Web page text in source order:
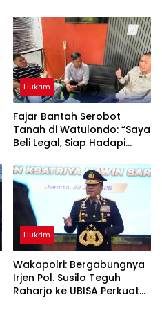
Diamankan
Hukrim
‎Fajar Bantah Serobot
Tanah di Watulondo: “Saya
Beli Legal, Siap Hadapi
Hukrim
Wakapolri: Bergabungnya
Irjen Pol. Susilo Teguh
Raharjo ke UBISA Perkuat